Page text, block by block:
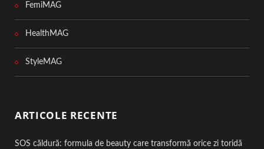
FemiMAG
HealthMAG
StyleMAG
ARTICOLE RECENTE
SOS căldură: formula de beauty care transformă orice zi toridă